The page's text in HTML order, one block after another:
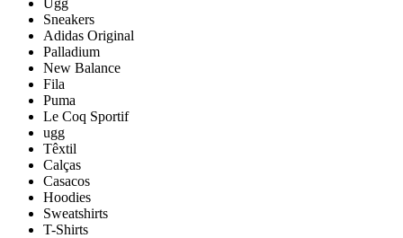
Sneakers
Adidas Original
Palladium
New Balance
Fila
Puma
Le Coq Sportif
ugg
Têxtil
Calças
Casacos
Hoodies
Sweatshirts
T-Shirts